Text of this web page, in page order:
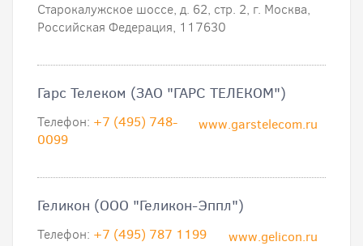
Старокалужское шоссе, д. 62, стр. 2, г. Москва,
Российская Федерация, 117630
Гарс Телеком (ЗАО "ГАРС ТЕЛЕКОМ")
www.garstelecom.ru
Телефон: +7 (495) 748-
0099
Геликон (ООО "Геликон-Эппл")
www.gelicon.ru
Телефон: +7 (495) 787 1199